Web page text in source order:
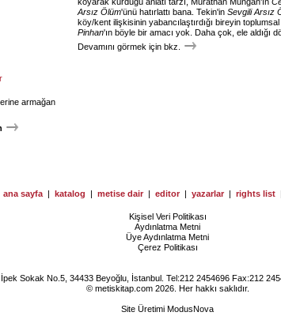
armağan
Arsız Ölüm'ünü hatırlattı bana. Tekin'in Sevgili Arsız
köy/kent ilişkisinin yabancılaştırdığı bireyin
Pinhan'ın böyle bir amacı yok. Daha çok, ele aldığı
Devamını görmek için bkz.
ana sayfa | katalog | metise dair | editor | yazarlar | rights list
Kişisel Veri Politikası
Aydınlatma Metni
Üye Aydınlatma Metni
Çerez Politikası
İpek Sokak No.5, 34433 Beyoğlu, İstanbul. Tel:212 2454696 Fax:212
© metiskitap.com 2026. Her hakkı saklıdır.
Site Üretimi ModusNova